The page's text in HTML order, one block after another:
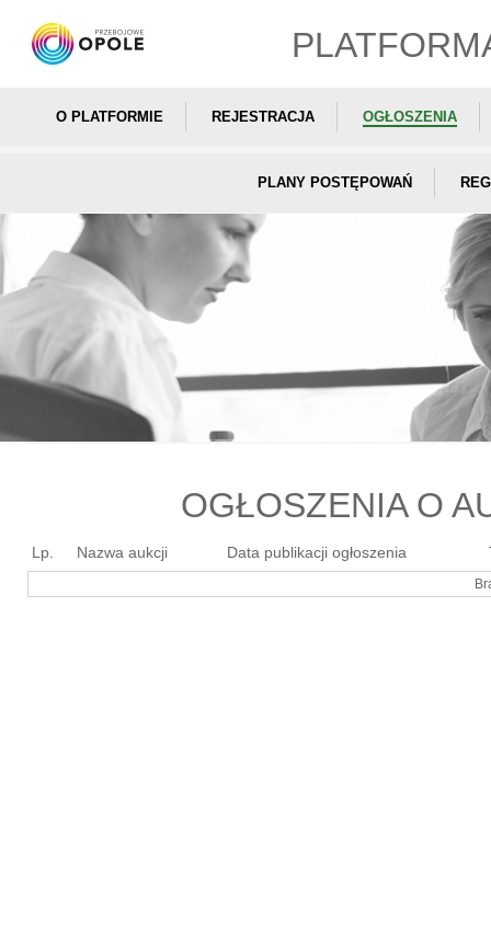
O PLATFORMIE REJESTRACJA OGŁOSZENIA
PLANY POSTĘPOWAŃ
OGŁOSZENIA O
Lp. Nazwa aukcji Data publikacji ogłoszenia